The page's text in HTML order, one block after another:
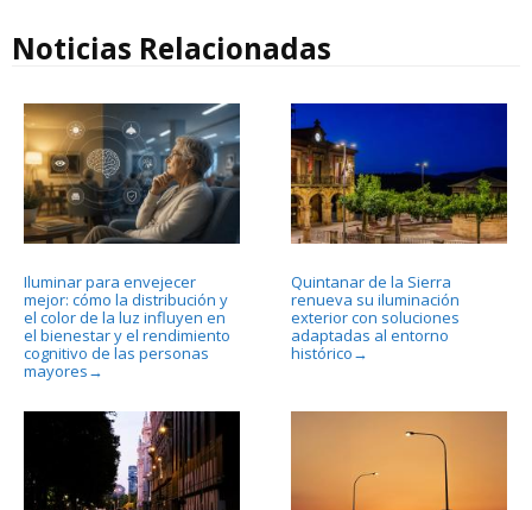
Noticias Relacionadas
Iluminar para envejecer
mejor: cómo la distribución y
el color de la luz influyen en
el bienestar y el rendimiento
cognitivo de las personas
mayores →
Quintanar de la Sierra
renueva su iluminación
exterior con soluciones
adaptadas al entorno
histórico →